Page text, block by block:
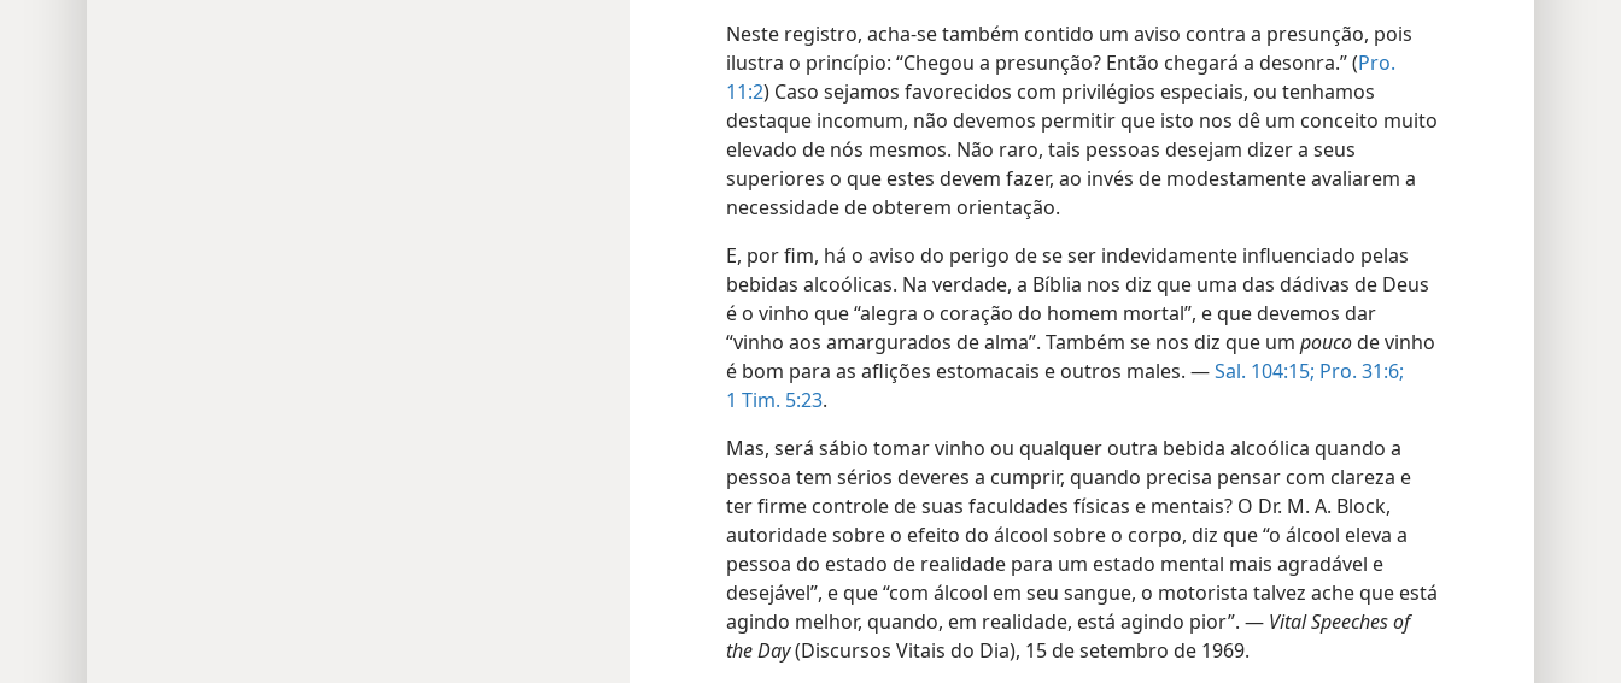
Neste registro, acha-se também contido um aviso contra a presunção, pois
ilustra o princípio: “Chegou a presunção? Então chegará a desonra.” (Pro.
11:2) Caso sejamos favorecidos com privilégios especiais, ou tenhamos
destaque incomum, não devemos permitir que isto nos dê um conceito muito
elevado de nós mesmos. Não raro, tais pessoas desejam dizer a seus
superiores o que estes devem fazer, ao invés de modestamente avaliarem a
necessidade de obterem orientação.
E, por fim, há o aviso do perigo de se ser indevidamente influenciado pelas
bebidas alcoólicas. Na verdade, a Bíblia nos diz que uma das dádivas de Deus
é o vinho que “alegra o coração do homem mortal”, e que devemos dar
“vinho aos amargurados de alma”. Também se nos diz que um poucode vinho
é bom para as aflições estomacais e outros males. —Sal. 104:15; Pro. 31:6;
1 Tim. 5:23.
Mas, será sábio tomar vinho ou qualquer outra bebida alcoólica quando a
pessoa tem sérios deveres a cumprir, quando precisa pensar com clareza e
ter firme controle de suas faculdades físicas e mentais? O Dr. M. A. Block,
autoridade sobre o efeito do álcool sobre o corpo, diz que “o álcool eleva a
pessoa do estado de realidade para um estado mental mais agradável e
desejável”, e que “com álcool em seu sangue, o motorista talvez ache que está
agindo melhor, quando, em realidade, está agindo pior”. — Vital Speeches of
the Day(Discursos Vitais do Dia), 15 de setembro de 1969.